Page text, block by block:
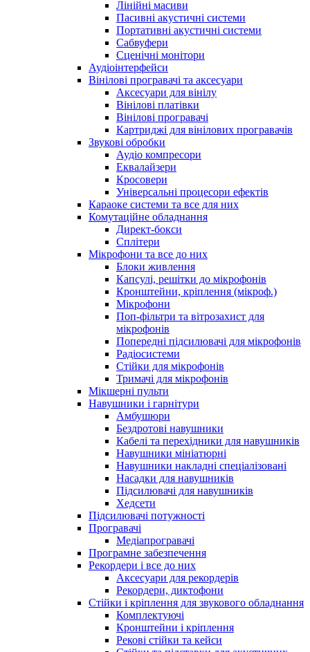
Лінійні масиви
Пасивні акустичні системи
Портативні акустичні системи
Сабвуфери
Сценічні монітори
Аудіоінтерфейси
Вінілові програвачі та аксесуари
Аксесуари для вінілу
Вінілові платівки
Вінілові програвачі
Картриджі для вінілових програвачів
Звукові обробки
Аудіо компресори
Еквалайзери
Кросовери
Універсальні процесори ефектів
Караоке системи та все для них
Комутаційне обладнання
Директ-бокси
Сплітери
Мікрофони та все до них
Блоки живлення
Капсулі, решітки до мікрофонів
Кронштейни, кріплення (мікроф.)
Мікрофони
Поп-фільтри та вітрозахист для
мікрофонів
Попередні підсилювачі для мікрофонів
Радіосистеми
Стійки для мікрофонів
Тримачі для мікрофонів
Мікшерні пульти
Навушники і гарнітури
Амбушюри
Бездротові навушники
Кабелі та перехідники для навушників
Навушники мініатюрні
Навушники накладні спеціалізовані
Насадки для навушників
Підсилювачі для навушників
Хедсети
Підсилювачі потужності
Програвачі
Медіапрогравачі
Програмне забезпечення
Рекордери і все до них
Аксесуари для рекордерів
Рекордери, диктофони
Стійки і кріплення для звукового обладнання
Комплектуючі
Кронштейни і кріплення
Рекові стійки та кейси